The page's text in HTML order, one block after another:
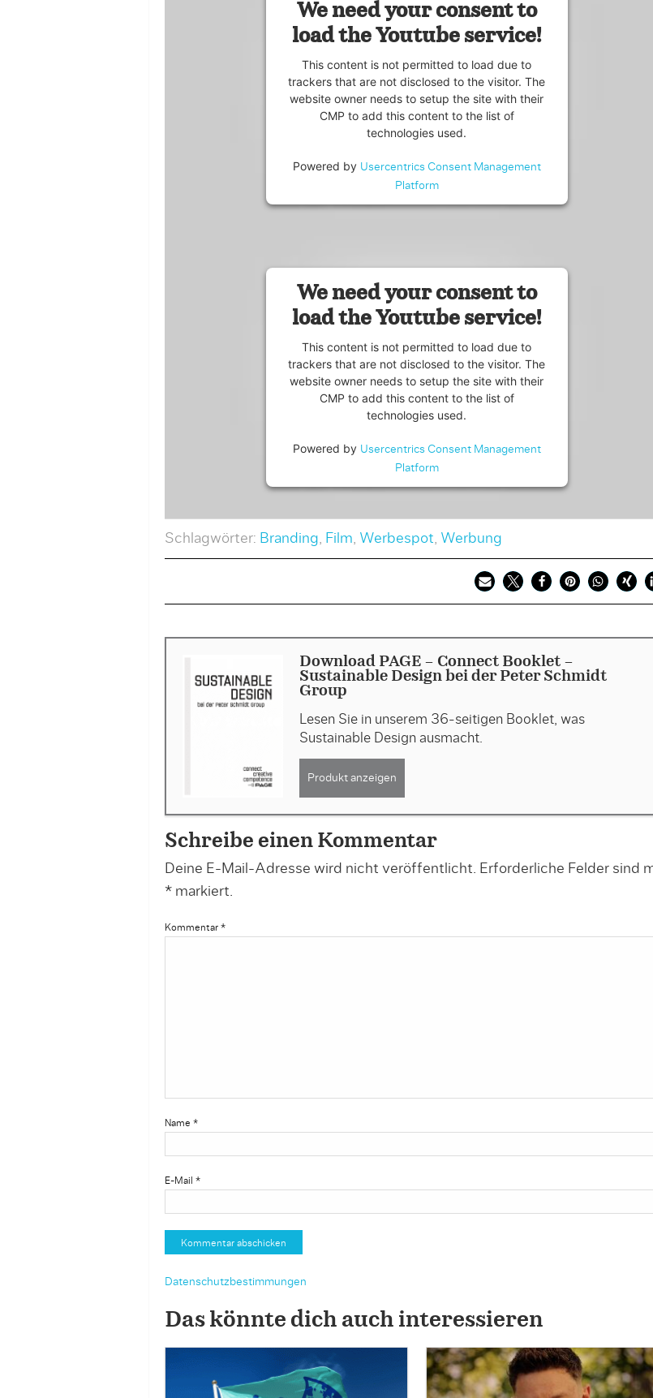
We need your consent to
load the Youtube service!
This content is not permitted to load due to
trackers that are not disclosed to the visitor. The
website owner needs to setup the site with their
CMP to add this content to the list of
technologies used.
Powered by Usercentrics Consent Management
Platform
We need your consent to
load the Youtube service!
This content is not permitted to load due to
trackers that are not disclosed to the visitor. The
website owner needs to setup the site with their
CMP to add this content to the list of
technologies used.
Powered by Usercentrics Consent Management
Platform
Schlagwörter: Branding Film Werbespot Werbung
Download PAGE - Connect Booklet -
Sustainable Design bei der Peter Schmidt
Group
Lesen Sie in unserem 36-seitigen Booklet, was
Sustainable Design ausmacht.
Produkt anzeigen
Schreibe einen Kommentar
Deine E-Mail-Adresse wird nicht veröffentlicht. Erforderliche Felder sind
*markiert.
Kommentar *
Name *
E-Mail *
Datenschutzbestimmungen
Das könnte dich auch interessieren